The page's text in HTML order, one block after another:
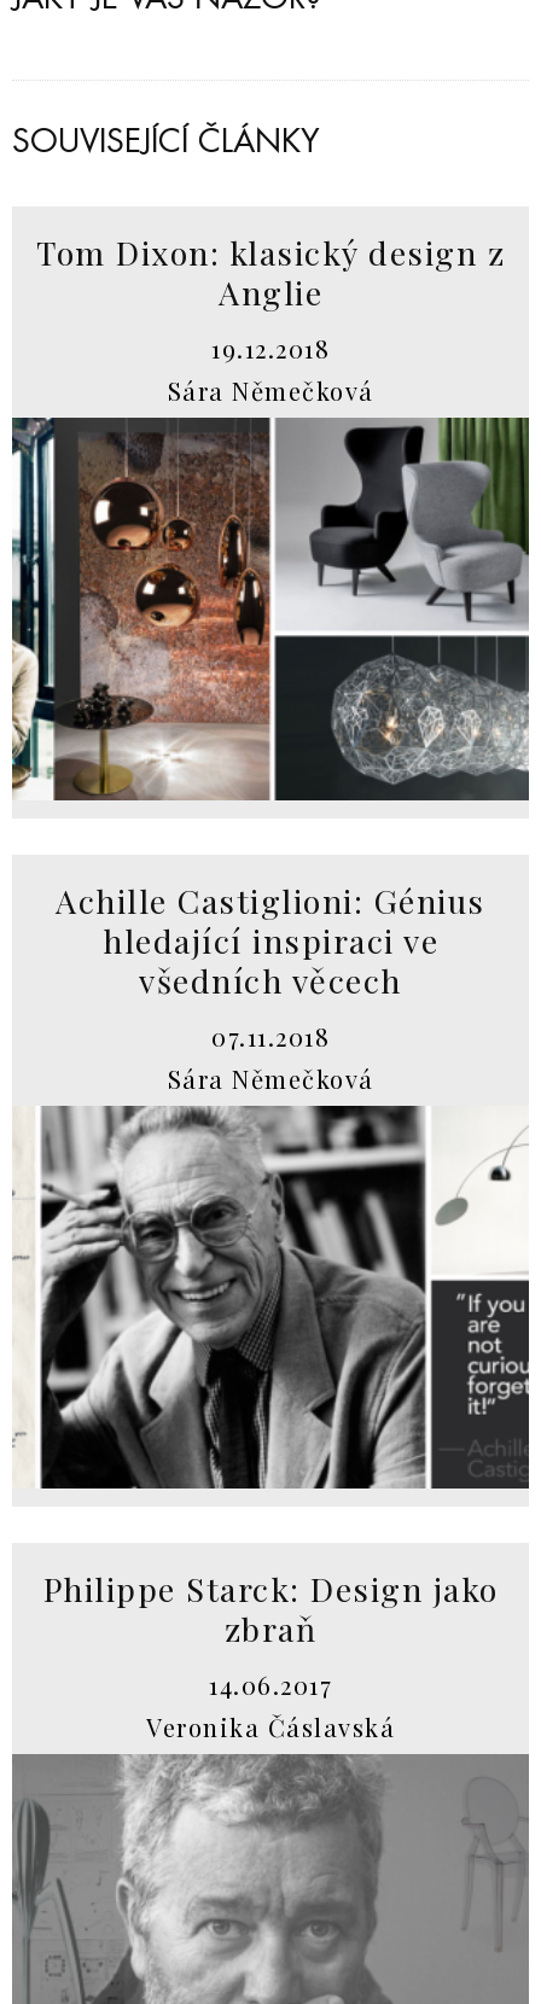
SOUVISEJÍCÍ ČLÁNKY
Tom Dixon: klasický design z
Anglie
19.12.2018
Sára Němečková
Achille Castiglioni: Génius
hledající inspiraci ve
všedních věcech
07.11.2018
Sára Němečková
Philippe Starck: Design jako
zbraň
14.06.2017
Veronika Čáslavská